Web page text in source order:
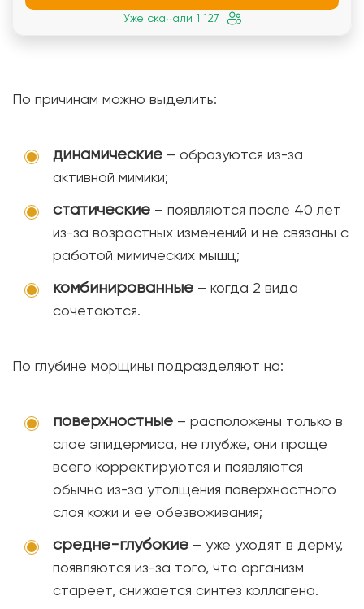
Уже скачали 1 127
По причинам можно выделить:
динамические – образуются из-за
активной мимики;
статические – появляются после 40 лет
из-за возрастных изменений и не связаны с
работой мимических мышц;
комбинированные – когда 2 вида
сочетаются.
По глубине морщины подразделяют на:
поверхностные – расположены только в
слое эпидермиса, не глубже, они проще
всего корректируются и появляются
обычно из-за утолщения поверхностного
слоя кожи и ее обезвоживания;
средне-глубокие – уже уходят в дерму,
появляются из-за того, что организм
стареет, снижается синтез коллагена.